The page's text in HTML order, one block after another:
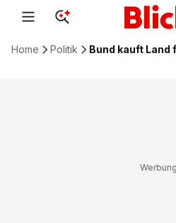
Home Politik Bund kauft